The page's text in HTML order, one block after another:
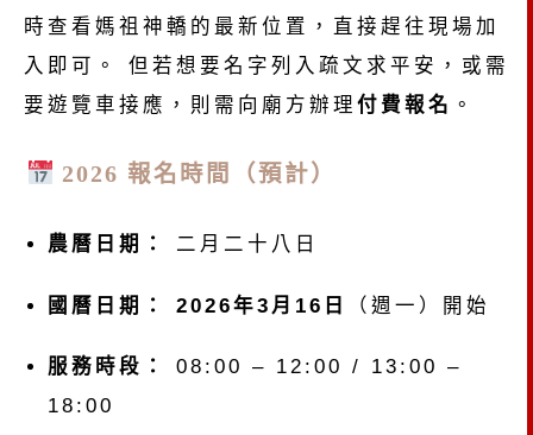
時查看媽祖神轎的最新位置，直接趕往現場加
入即可。 但若想要名字列入疏文求平安，或需
要遊覽車接應，則需向廟方辦理 付費報名 。
2026 報名時間（預計）
農曆日期： 二月二十八日
國曆日期： 2026年3月16日 （週一）開始
服務時段：
08:00 – 12:00 / 13:00 –
18:00